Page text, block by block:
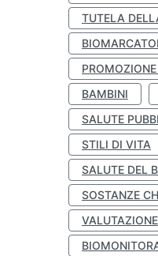
TUTELA
BAMBINI
SALUTE
STILI DI VITA
SALUTE DEL
SOSTANZE